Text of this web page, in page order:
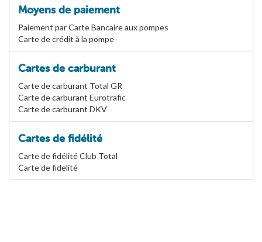
Moyens de paiement
Paiement par Carte Bancaire aux pompes
Carte de crédit à la pompe
Cartes de carburant
Carte de carburant Total GR
Carte de carburant Eurotrafic
Carte de carburant DKV
Cartes de fidélité
Carte de fidélité Club Total
Carte de fidelité